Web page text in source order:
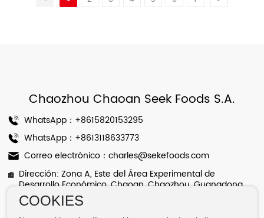
Chaozhou Chaoan Seek Foods S.A.
WhatsApp： +8615820153295
WhatsApp： +8613118633773
Correo electrónico：charles@sekefoods.com
Dirección: Zona A, Este del Área Experimental de
Desarrollo Económico, Chaoan, Chaozhou, Guangdong,
China
COOKIES